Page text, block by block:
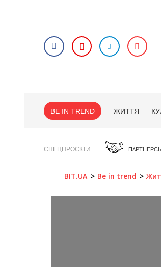
BE IN TREND ЖИТТЯ
СПЕЦПРОЄКТИ
BIT.UA Be in trend